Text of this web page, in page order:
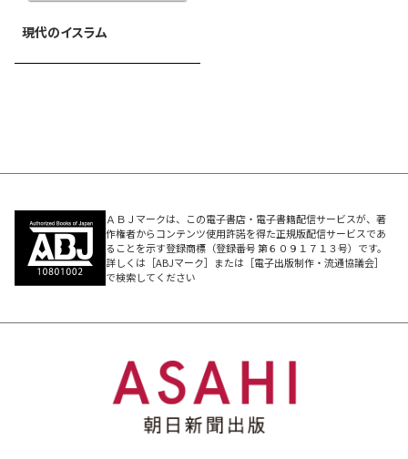
現代のイスラム
ＡＢＪマークは、この電子書店・電子書籍配信サービスが、著
作権者からコンテンツ使用許諾を得た正規版配信サービスであ
ることを示す登録商標（登録番号 第６０９１７１３号）です。
詳しくは［ABJマーク］または［電子出版制作・流通協議会］
で検索してください